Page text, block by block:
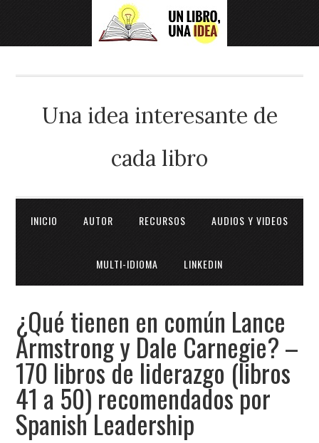
Una idea interesante de
cada libro
INICIO AUTOR RECURSOS AUDIOS Y VIDEOS
MULTI-IDIOMA LINKEDIN
¿Qué tienen en común Lance
Armstrong y Dale Carnegie? –
170 libros de liderazgo (libros
41 a 50) recomendados por
Spanish Leadership